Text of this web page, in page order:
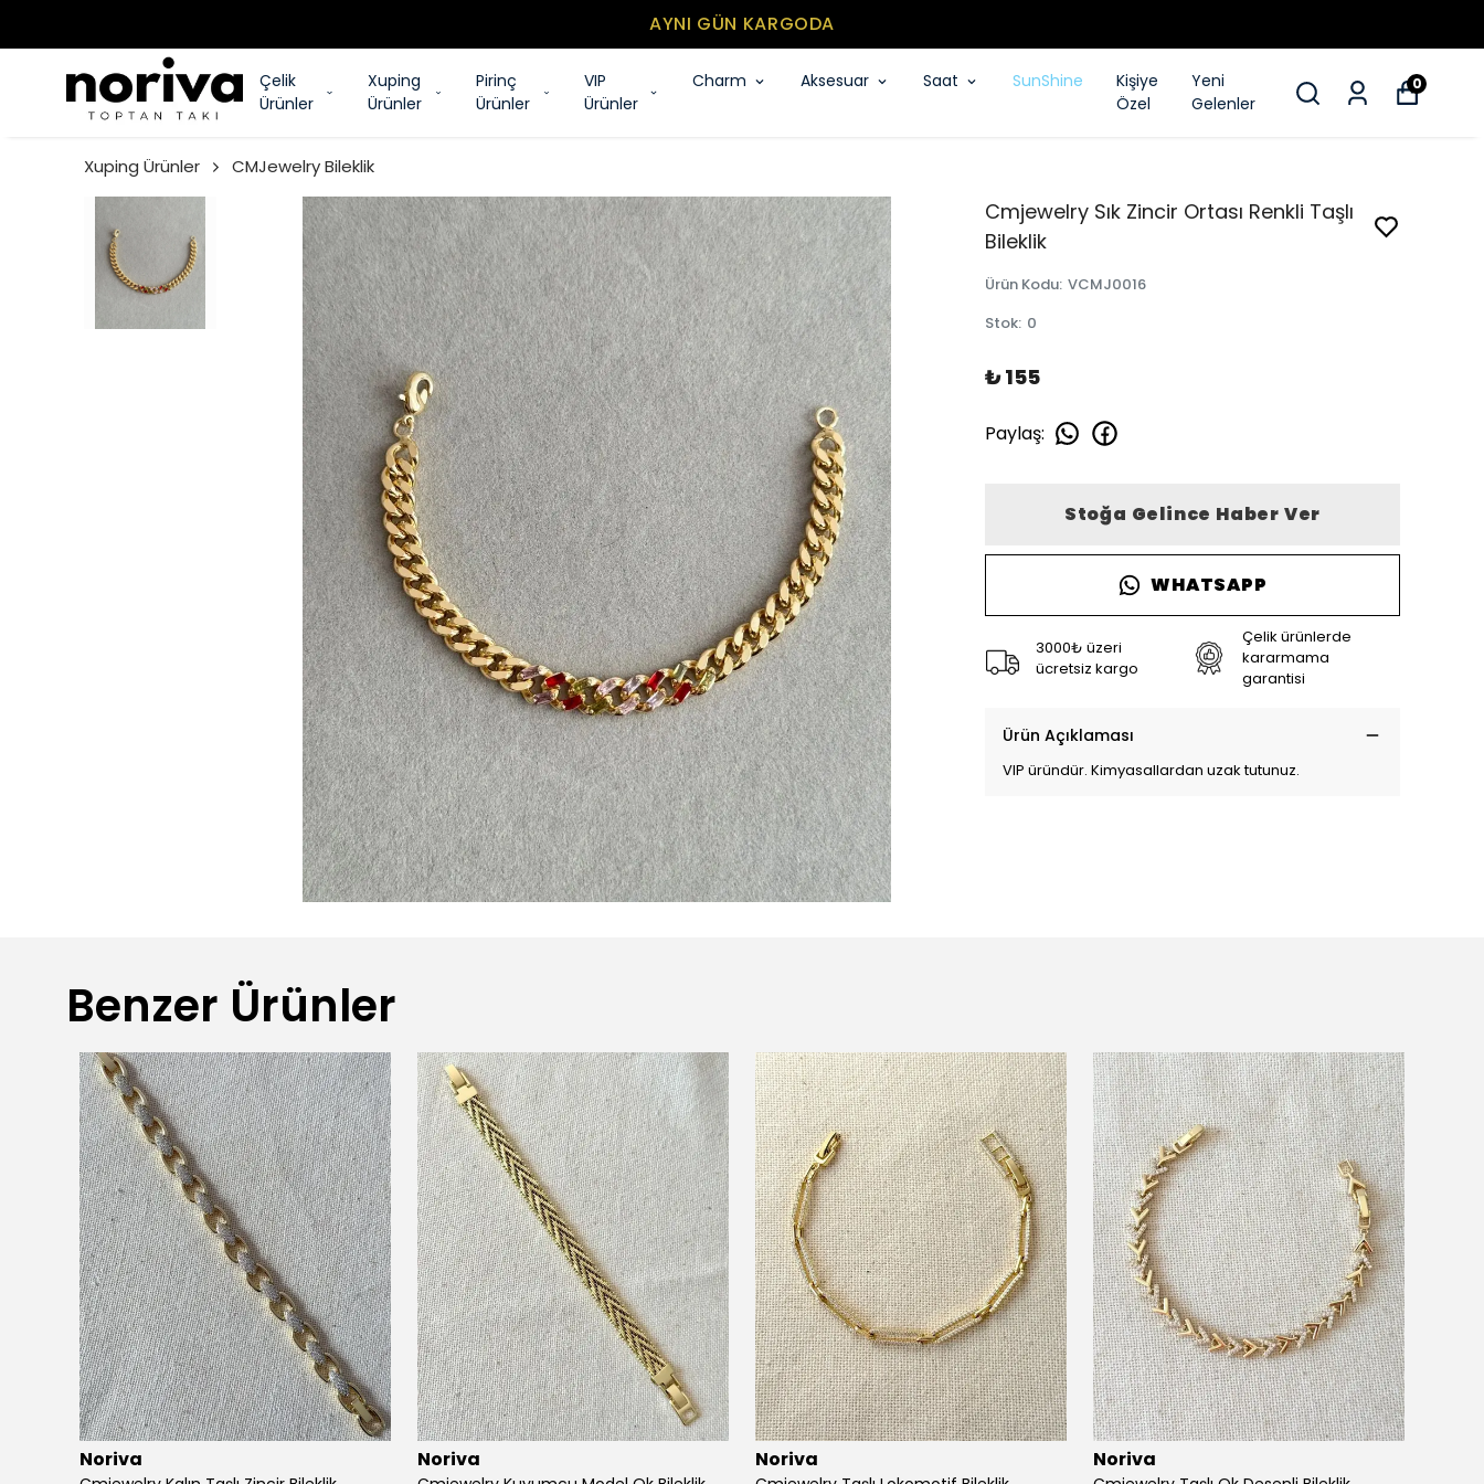
MİNİMUM SEPET TUTARI 500₺
Çelik
Ürünler
Xuping
Ürünler
Pirinç
Ürünler
VIP
Ürünler
Charm Aksesuar Saat SunShine
Kişiye
Özel
Yeni
Gelenler
0
Xuping Ürünler CMJewelry Bileklik
Cmjewelry Sık Zincir Ortası Renkli Taşlı
Bileklik
Ürün Kodu: VCMJ0016
Stok: 0
₺ 155
Paylaş:
Stoğa Gelince Haber Ver
WHATSAPP
3000₺ üzeri
ücretsiz kargo
Çelik ürünlerde
kararmama
garantisi
Ürün Açıklaması
VIP üründür. Kimyasallardan uzak tutunuz.
Benzer Ürünler
Noriva Noriva Noriva Noriva